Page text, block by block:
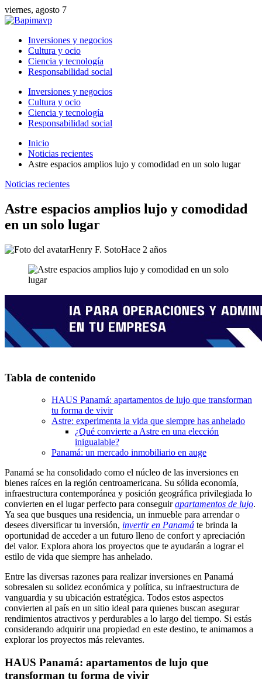
viernes, agosto 7
Inversiones y negocios
Cultura y ocio
Ciencia y tecnología
Responsabilidad social
Inversiones y negocios
Cultura y ocio
Ciencia y tecnología
Responsabilidad social
Inicio
Noticias recientes
Astre espacios amplios lujo y comodidad en un solo lugar
Noticias recientes
Astre espacios amplios lujo y comodidad
en un solo lugar
Henry F. SotoHace 2 años
Tabla de contenido
HAUS Panamá: apartamentos de lujo que transforman
tu forma de vivir
Astre: experimenta la vida que siempre has anhelado
¿Qué convierte a Astre en una elección
inigualable?
Panamá: un mercado inmobiliario en auge
Panamá se ha consolidado como el núcleo de las inversiones en
bienes raíces en la región centroamericana. Su sólida economía,
infraestructura contemporánea y posición geográfica privilegiada lo
convierten en el lugar perfecto para conseguirapartamentos de lujo.
Ya sea que busques una residencia, un inmueble para arrendar o
desees diversificar tu inversión, invertir en Panamá te brinda la
oportunidad de acceder a un futuro lleno de confort y apreciación
del valor. Explora ahora los proyectos que te ayudarán a lograr el
estilo de vida que siempre has anhelado.
Entre las diversas razones para realizar inversiones en Panamá
sobresalen su solidez económica y política, su infraestructura de
vanguardia y su ubicación estratégica. Todos estos aspectos
convierten al país en un sitio ideal para quienes buscan asegurar
rendimientos atractivos y perdurables a lo largo del tiempo. Si estás
considerando adquirir una propiedad en este destino, te animamos a
explorar los proyectos más relevantes.
HAUS Panamá: apartamentos de lujo que
transforman tu forma de vivir